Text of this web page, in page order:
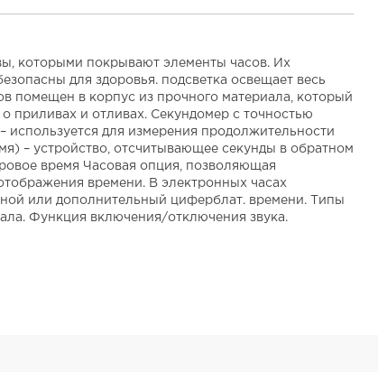
которыми покрывают элементы часов. Их
для здоровья. подсветка освещает весь
помещен в корпус из прочного материала, который
приливах и отливах. Секундомер с точностью
используется для измерения продолжительности
– устройство, отсчитывающее секунды в обратном
время Часовая опция, позволяющая
времени. В электронных часах
или дополнительный циферблат. времени. Типы
Функция включения/отключения звука.